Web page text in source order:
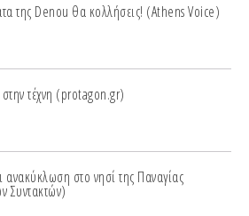
της Denou θα κολλήσεις! (Athens Voice)
τέχνη (protagon.gr)
ανακύκλωση στο νησί της Παναγίας
Συντακτών)